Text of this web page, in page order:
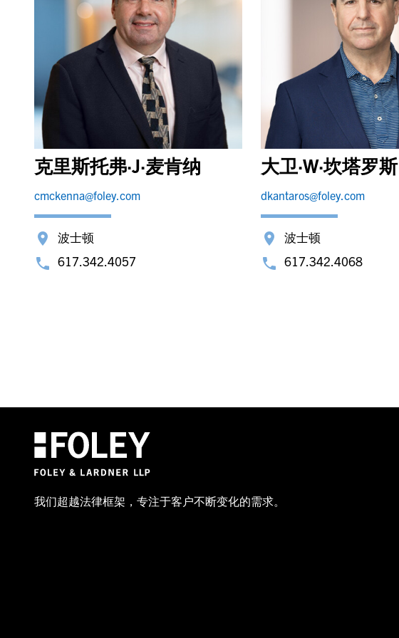
克里斯托弗·J·麦肯纳
cmckenna@foley.com
波士顿
617.342.4057
大卫·W·坎塔罗斯
dkantaros@foley.com
波士顿
617.342.4068
我们超越法律框架，专注于客户不断变化的需求。